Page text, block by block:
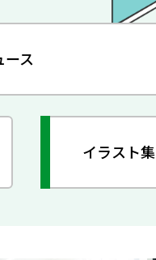
ース
イラスト集